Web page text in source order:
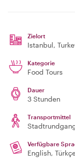
Zielort
Istanbul,
Kategorie
Food Tours
Dauer
3 Stunden
Transportmittel
Verfügbare
English,